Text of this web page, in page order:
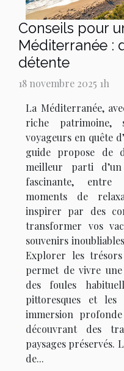
Conseils pour
Méditerranée :
détente
18 novembre 2025 1h
La Méditerranée,
riche patrimoine,
voyageurs en quête
guide propose de
meilleur parti
fascinante,
moments de
inspirer par des
transformer vos
souvenirs
Explorer les
permet de vivre
des foules
pittoresques et les
immersion
découvrant des
paysages préservés.
de...